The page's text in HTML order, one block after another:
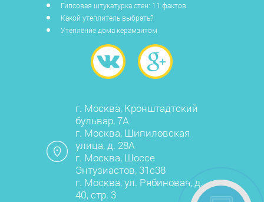
Гипсовая штукатурка стен: 11 фактов
Какой утеплитель выбрать?
Утепление дома керамзитом
г. Москва, Кронштадтский
бульвар, 7А
г. Москва, Шипиловская
улица, д. 28А
г. Москва, Шоссе
Энтузиастов, 31с38
г. Москва, ул. Рябиновая, д.
40, стр. 3